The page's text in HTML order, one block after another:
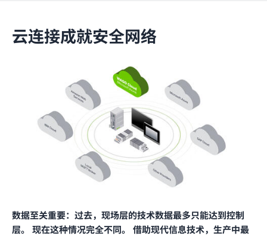
云连接成就安全网络
数据至关重要：过去，现场层的技术数据最多只能达到控制
层。 现在这种情况完全不同。 借助现代信息技术，生产中最